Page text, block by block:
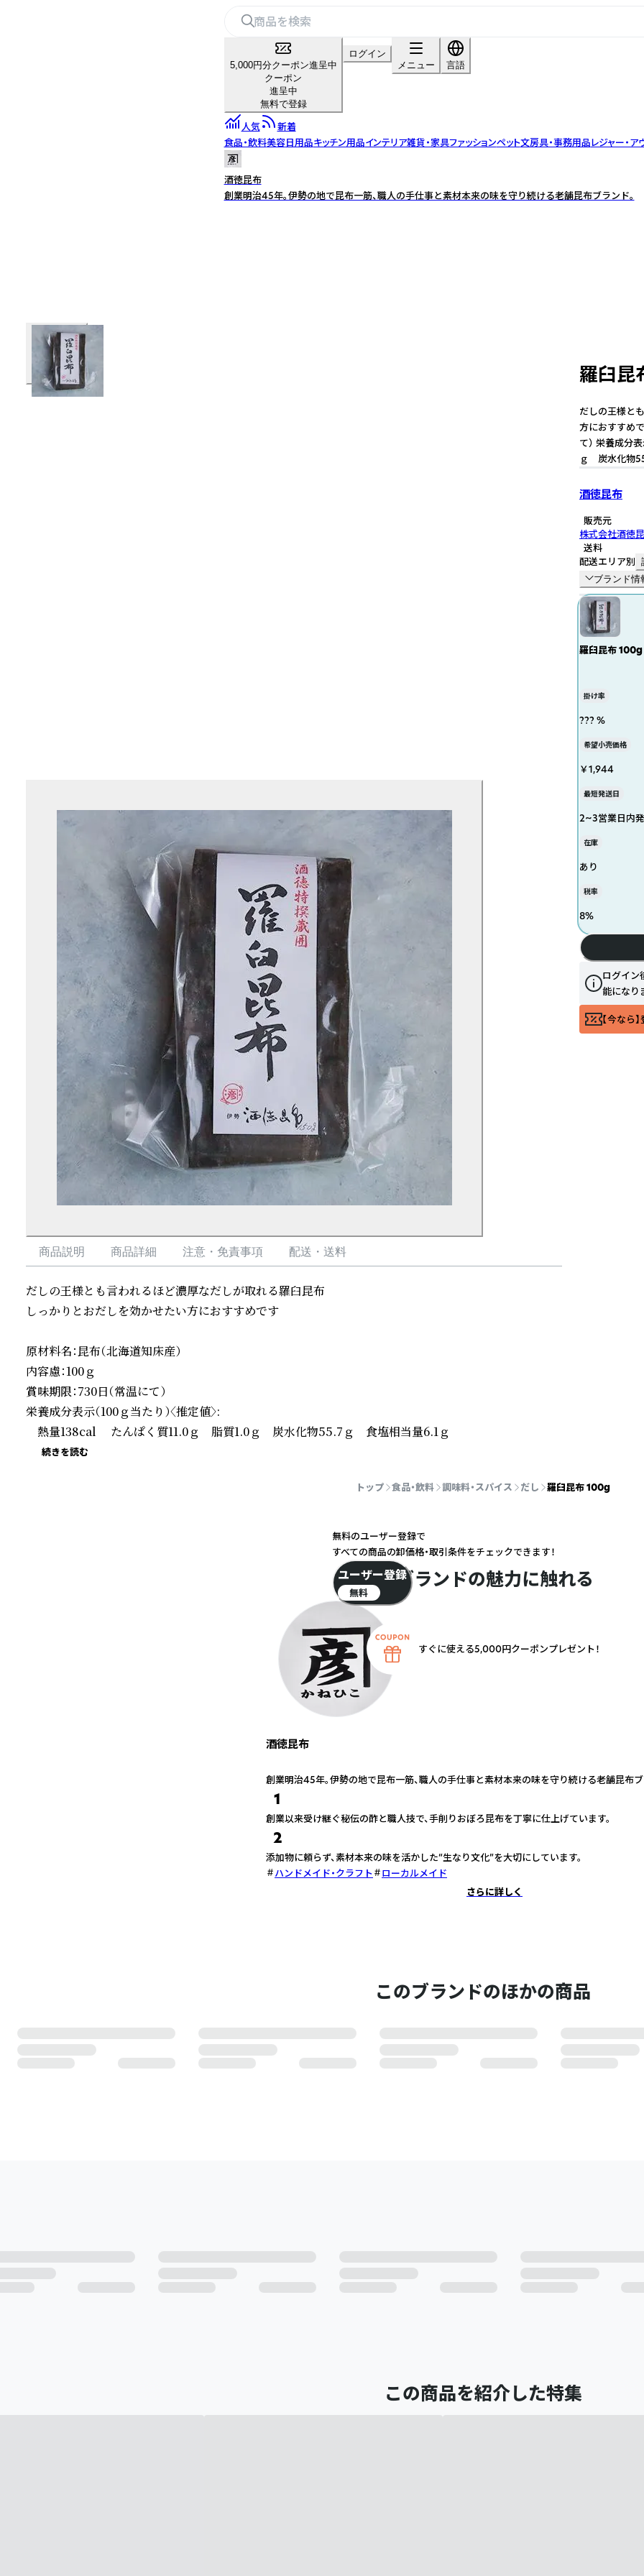
5,000円分クーポン進呈中
クーポン
進呈中
無料で登録
ログイン
メニュー
言語
人気
新着
食品・飲料美容日用品キッチン用品インテリア雑貨・家具ファッションペット文房具・事務用品レジャー・ア
酒徳昆布
創業明治45年。伊勢の地で昆布一筋、職人の手仕事と素材本来の味を守り続ける老舗昆布ブランド。
商品説明 商品詳細 注意・免責事項 配送・送料
だしの王様とも言われるほど濃厚なだしが取れる羅臼昆布
しっかりとおだしを効かせたい方におすすめです
原材料名：昆布（北海道知床産）
内容慮：100ｇ
賞味期限：730日（常温にて）
栄養成分表示（100ｇ当たり）〈推定値〉:
熱量138cal　 たんぱく質11.0ｇ　脂質1.0ｇ　炭水化物55.7ｇ　食塩相当量6.1ｇ
続きを読む
羅臼
だしの王様と
方におすすめ
て） 栄養成分
ｇ 炭水化物
酒徳昆布
販売元
株式会社酒徳
送料
配送エリア別
ブランド情
羅臼昆布 100g
掛け率
??? %
希望小売価格
￥1,944
最短発送日
2~3営業日内
在庫
あり
税率
8%
ログイン
能になり
【今なら
トップ 食品・飲料 調味料・スパイス だし 羅臼昆布 100g
ブランドの魅力に触れる
酒徳昆布
創業明治45年。伊勢の地で昆布一筋、職人の手仕事と素材本来の味を守り続ける老舗昆布ブ
1
創業以来受け継ぐ秘伝の酢と職人技で、手削りおぼろ昆布を丁寧に仕上げています。
2
添加物に頼らず、素材本来の味を活かした“生なり文化”を大切にしています。
ハンドメイド・クラフト
ローカルメイド
さらに詳しく
このブランドのほかの商品
この商品を紹介した特集
無料のユーザー登録で
すべての商品の卸価格・取引条件をチェックできます！
ユーザー登録
無料
すぐに使える5,000円クーポンプレゼント！